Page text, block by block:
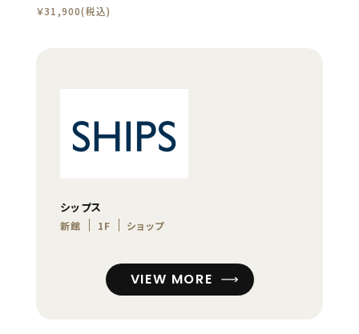
￥31,900(税込)
シップス
新館 1F ショップ
VIEW MORE